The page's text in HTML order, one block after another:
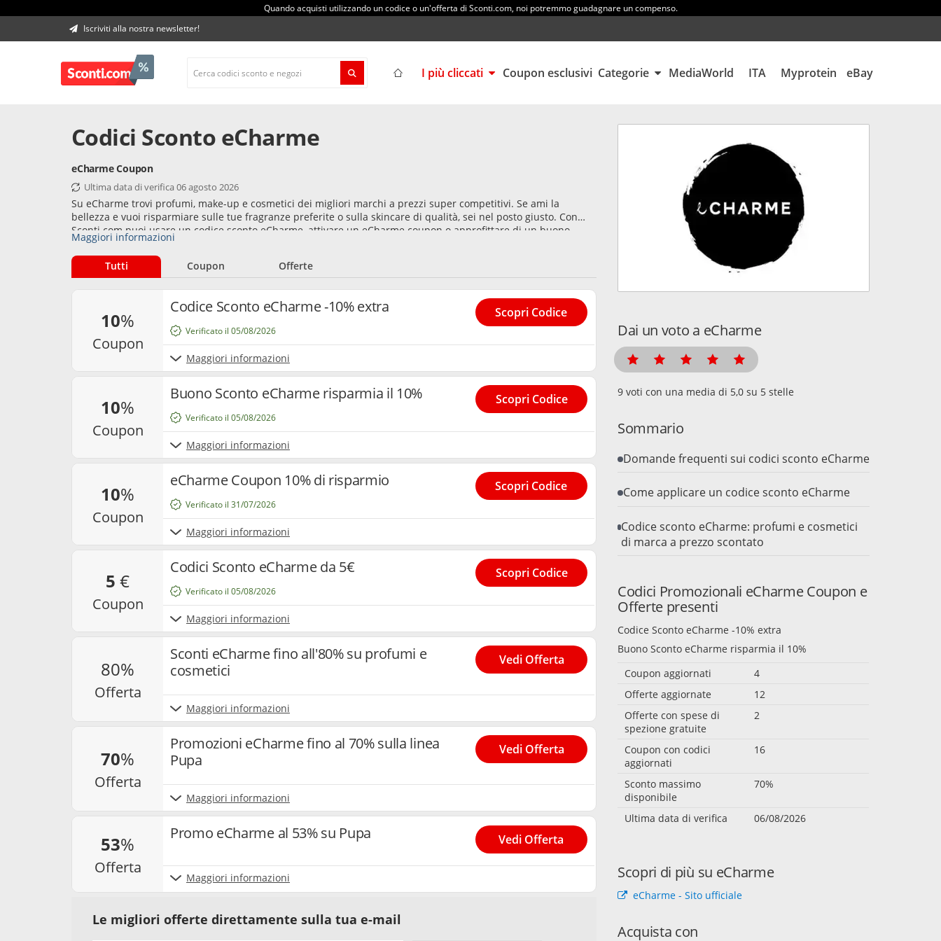
Quando acquisti utilizzando un codice o un'offerta di Sconti.com, noi potremmo guadagnare un compenso.
Iscriviti alla nostra newsletter!
I più cliccati Coupon esclusivi Categorie MediaWorld ITA Myprotein eBay
Codici Sconto eCharme
eCharme Coupon
Ultima data di verifica 06 agosto 2026
Su eCharme trovi profumi, make-up e cosmetici dei migliori marchi a prezzi super competitivi. Se ami la
bellezza e vuoi risparmiare sulle tue fragranze preferite o sulla skincare di qualità, sei nel posto giusto. Con
Sconti.com puoi usare un codice sconto eCharme, attivare un eCharme coupon o approfittare di un buono
sconto eCharme per ottenere subito sconti esclusivi sul tuo shopping online. Il lusso profuma… di convenienza!
Maggiori informazioni
Tutti Coupon Offerte
10%
coupon
Codice Sconto eCharme -10% extra
Maggiori informazioni
Verificato il 05/08/2026
Scopri Codice
10%
coupon
Buono Sconto eCharme risparmia il 10%
Maggiori informazioni
Verificato il 05/08/2026
Scopri Codice
10%
coupon
eCharme Coupon 10% di risparmio
Maggiori informazioni
Verificato il 31/07/2026
Scopri Codice
5 €
coupon
Codici Sconto eCharme da 5€
Maggiori informazioni
Verificato il 05/08/2026
Scopri Codice
80%
offerta
Sconti eCharme fino all'80% su profumi e
cosmetici
Maggiori informazioni
Vedi Offerta
70%
offerta
Promozioni eCharme fino al 70% sulla linea
Pupa
Maggiori informazioni
Vedi Offerta
53%
offerta
Promo eCharme al 53% su Pupa
Maggiori informazioni
Vedi Offerta
Le migliori offerte direttamente sulla tua e-mail
Dai un voto a eCharme
voti con una media di su 5 stelle
Sommario
Domande frequenti sui codici sconto eCharme
Come applicare un codice sconto eCharme
Codice sconto eCharme: profumi e cosmetici
di marca a prezzo scontato
Codici Promozionali eCharme Coupon e
Offerte presenti
Codice Sconto eCharme -10% extra
Buono Sconto eCharme risparmia il 10%
Coupon aggiornati
4
Offerte aggiornate
12
Offerte con spese di
spezione gratuite
2
Coupon con codici
aggiornati
16
Sconto massimo
disponibile
70%
Ultima data di verifica 06/08/2026
Scopri di più su eCharme
eCharme - Sito ufficiale
Acquista con